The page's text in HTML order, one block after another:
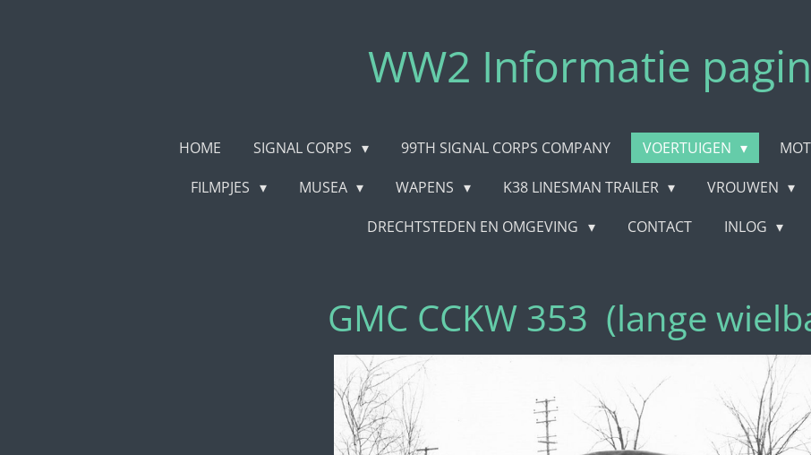
WW2 Informatie
HOME SIGNAL CORPS 99TH SIGNAL CORPS COMPANY VOERTUIGEN
FILMPJES
MUSEA WAPENS K38 LINESMAN TRAILER VROUWEN
DRECHTSTEDEN EN OMGEVING
CONTACT INLOG
GMC CCKW 353 (lange